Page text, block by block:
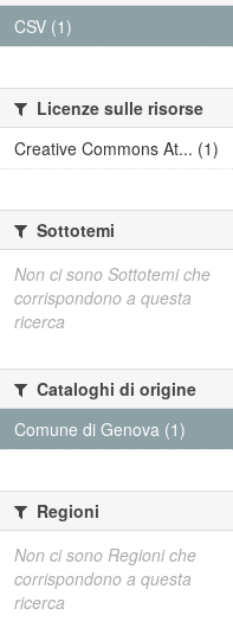
CSV (1)
Licenze sulle risorse
Creative Commons At... (1)
Sottotemi
Non ci sono Sottotemi che
corrispondono a questa
ricerca
Cataloghi di origine
Comune di Genova (1)
Regioni
Non ci sono Regioni che
corrispondono a questa
ricerca